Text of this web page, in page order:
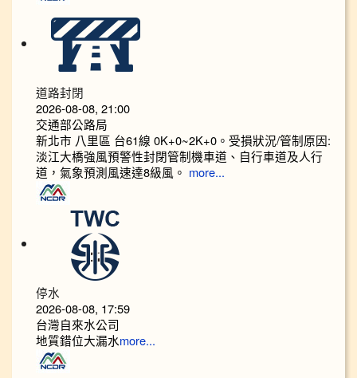
道路封閉
2026-08-08, 21:00
交通部公路局
新北市 八里區 台61線 0K+0~2K+0。受損狀況/管制原因:
淡江大橋強風預警性封閉管制機車道、自行車道及人行
道，氣象預測風速達8級風。
more...
停水
2026-08-08, 17:59
台灣自來水公司
地質錯位大漏水more...